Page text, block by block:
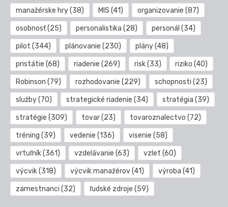
manažérske hry(38) MIS (41) organizovanie (87)
osobnosť(25) personalistika (28) personál (34)
pilot (344) plánovanie (230) plány(48)
pristátie (68) riadenie (269) risk(33) riziko (40)
Robinson (79) rozhodovanie (229) schopnosti (23)
služby(70) strategické riadenie (34) stratégia (39)
stratégie (309) tovar(23) tovaroznalectvo (72)
tréning (39) vedenie (136) visenie (58)
vrtuľník(361) vzdelávanie (63) vzlet (60)
výcvik(318) výcvik manažérov(41) výroba (41)
zamestnanci (32) ľudské zdroje (59)